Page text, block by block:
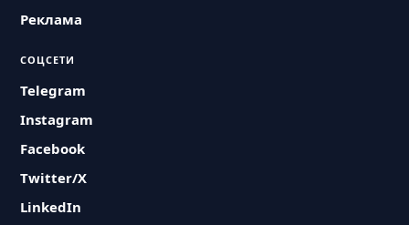
Реклама
СОЦСЕТИ
Telegram
Instagram
Facebook
Twitter/X
LinkedIn